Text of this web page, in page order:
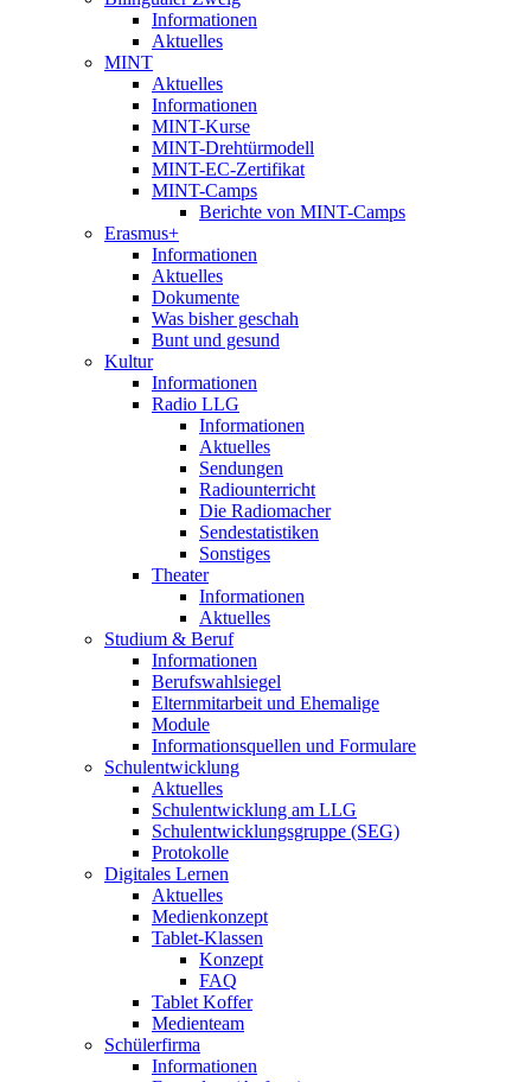
Informationen
Aktuelles
MINT
Aktuelles
Informationen
MINT-Kurse
MINT-Drehtürmodell
MINT-EC-Zertifikat
MINT-Camps
Berichte von MINT-Camps
Erasmus+
Informationen
Aktuelles
Dokumente
Was bisher geschah
Bunt und gesund
Kultur
Informationen
Radio LLG
Informationen
Aktuelles
Sendungen
Radiounterricht
Die Radiomacher
Sendestatistiken
Sonstiges
Theater
Informationen
Aktuelles
Studium & Beruf
Informationen
Berufswahlsiegel
Elternmitarbeit und Ehemalige
Module
Informationsquellen und Formulare
Schulentwicklung
Aktuelles
Schulentwicklung am LLG
Schulentwicklungsgruppe (SEG)
Protokolle
Digitales Lernen
Aktuelles
Medienkonzept
Tablet-Klassen
Konzept
FAQ
Tablet Koffer
Medienteam
Schülerfirma
Informationen